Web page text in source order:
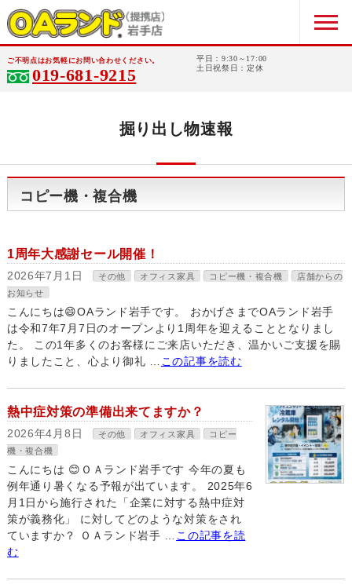
ご不明点はお気軽にお問い合わせください。
019-681-9215
平日：9:30～17:00
土日祝祭日：定休
掘り出し物速報
コピー機・複合機
1周年大感謝セール開催！
2026年7月1日 その他 オフィス家具 コピー機・複合機
店舗からの
お知らせ
こんにちは😄OAランド岩手です。 おかげさまでOAランド岩手
は令和7年7月7日のオープンより1周年を迎えることとなりまし
た。 この1年多くのお客様にご来店いただき、温かいご支援を賜
りましたこと、心より御礼 …
この記事を読む
熱中症対策の準備出来てますか？
2026年4月8日 その他 オフィス家具
コピー
機・複合機
こんにちは 😊ＯＡランド岩手です 今年の夏も
例年通り暑くなる予報が出ています。 2025年6
月1日から施行された「企業に対する熱中症対
策が義務化」 に対してどのような対策をされ
ていますか？ ＯＡランド岩手 …
この記事を読
む